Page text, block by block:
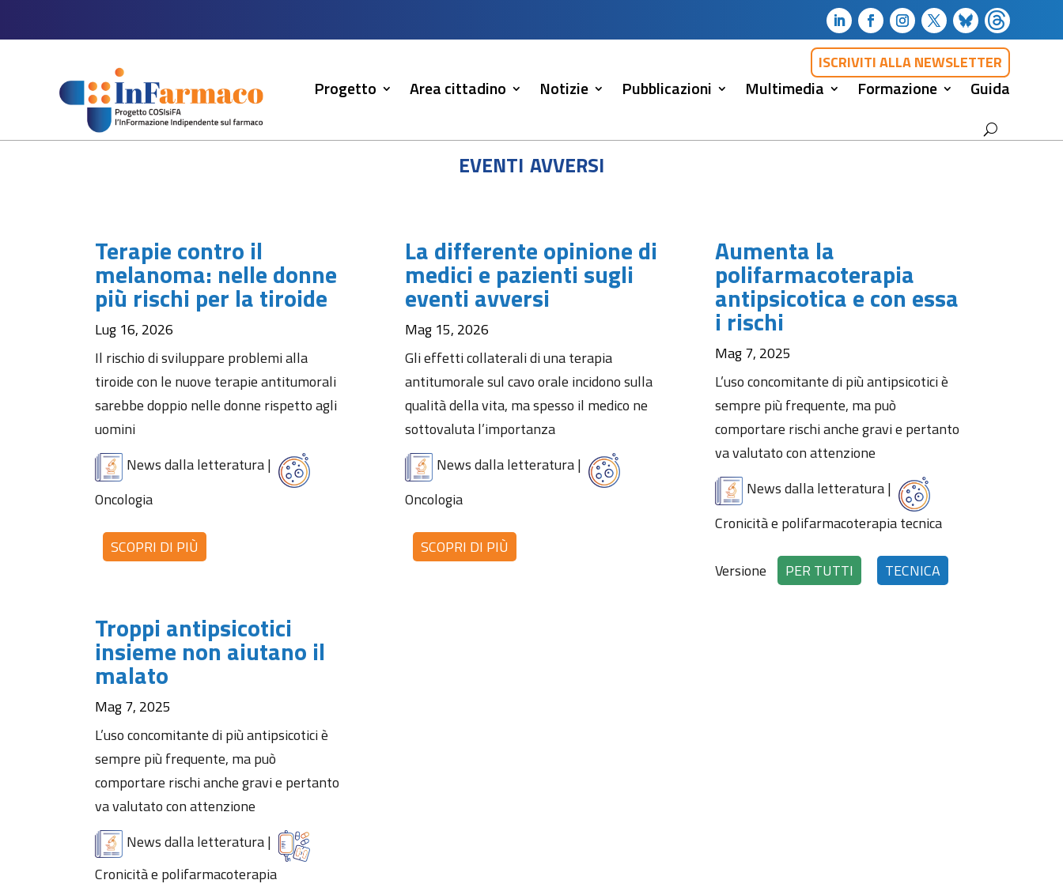
ISCRIVITI ALLA NEWSLETTER
Progetto Area cittadino Notizie Pubblicazioni Multimedia Formazione Guida
eventi avversi
Terapie contro il
melanoma: nelle donne
più rischi per la tiroide
Lug 16, 2026
Il rischio di sviluppare problemi alla
tiroide con le nuove terapie antitumorali
sarebbe doppio nelle donne rispetto agli
uomini
News dalla letteratura|
Oncologia
SCOPRI DI PIÙ
Troppi antipsicotici
insieme non aiutano il
malato
Mag 7, 2025
L’uso concomitante di più antipsicotici è
sempre più frequente, ma può
comportare rischi anche gravi e pertanto
va valutato con attenzione
News dalla letteratura|
Cronicità e polifarmacoterapia
La differente opinione di
medici e pazienti sugli
eventi avversi
Mag 15, 2026
Gli effetti collaterali di una terapia
antitumorale sul cavo orale incidono sulla
qualità della vita, ma spesso il medico ne
sottovaluta l’importanza
News dalla letteratura|
Oncologia
SCOPRI DI PIÙ
Aumenta la
polifarmacoterapia
antipsicotica e con essa
i rischi
Mag 7, 2025
L’uso concomitante di più antipsicotici è
sempre più frequente, ma può
comportare rischi anche gravi e pertanto
va valutato con attenzione
News dalla letteratura|
Cronicità e polifarmacoterapia tecnica
Versione PER TUTTI TECNICA